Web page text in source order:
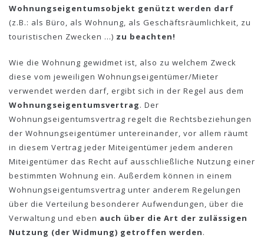
Wohnungseigentumsobjekt genützt werden darf
(z.B.: als Büro, als Wohnung, als Geschäftsräumlichkeit, zu
touristischen Zwecken …) zu beachten!
Wie die Wohnung gewidmet ist, also zu welchem Zweck
diese vom jeweiligen Wohnungseigentümer/Mieter
verwendet werden darf, ergibt sich in der Regel aus dem
Wohnungseigentumsvertrag. Der
Wohnungseigentumsvertrag regelt die Rechtsbeziehungen
der Wohnungseigentümer untereinander, vor allem räumt
in diesem Vertrag jeder Miteigentümer jedem anderen
Miteigentümer das Recht auf ausschließliche Nutzung einer
bestimmten Wohnung ein. Außerdem können in einem
Wohnungseigentumsvertrag unter anderem Regelungen
über die Verteilung besonderer Aufwendungen, über die
Verwaltung und eben auch über die Art der zulässigen
Nutzung (der Widmung) getroffen werden.